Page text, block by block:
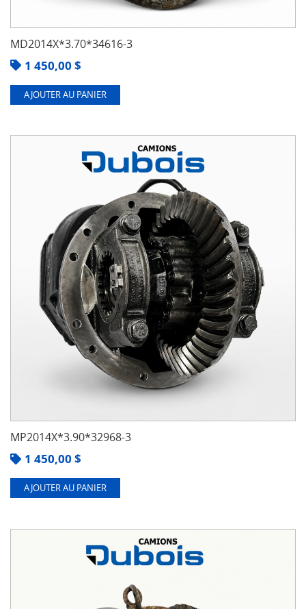
MD2014X*3.70*34616-3
1 450,00 $
AJOUTER AU PANIER
MP2014X*3.90*32968-3
1 450,00 $
AJOUTER AU PANIER